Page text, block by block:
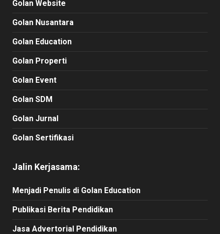
Golan Website
Golan Nusantara
Golan Education
Golan Properti
Golan Event
Golan SDM
Golan Jurnal
Golan Sertifikasi
Jalin Kerjasama:
Menjadi Penulis di Golan Education
Publikasi Berita Pendidikan
Jasa Advertorial Pendidikan